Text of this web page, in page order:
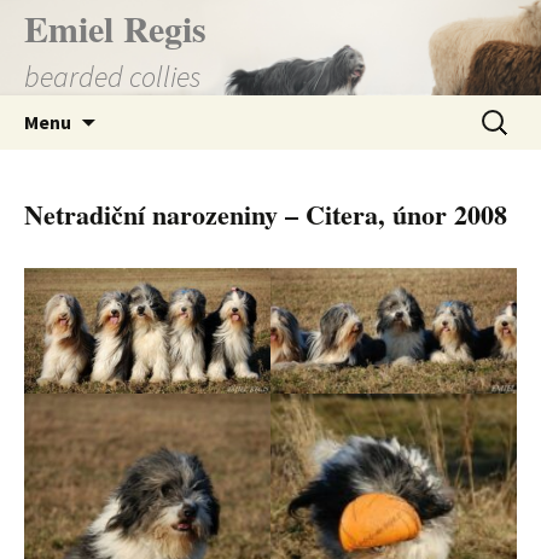
Přejít
obsahu
Emiel Regis
bearded collies
Menu
Netradiční narozeniny – Citera, únor 2008